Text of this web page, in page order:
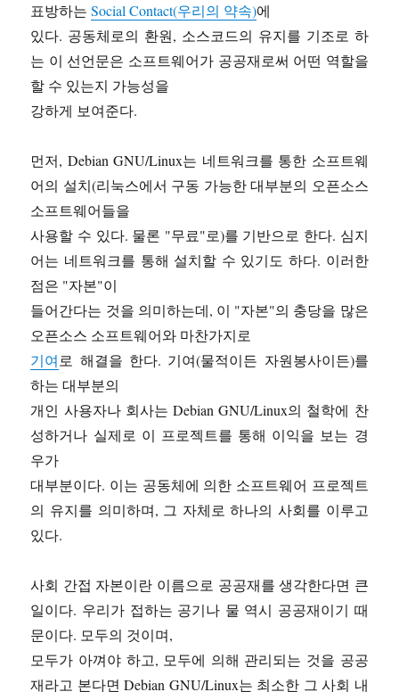
표방하는Social Contact(우리의 약속)에
있다. 공동체로의 환원, 소스코드의 유지를 기조로 하
는 이 선언문은 소프트웨어가 공공재로써 어떤 역할을
할 수 있는지 가능성을
강하게 보여준다.
먼저, Debian GNU/Linux는 네트워크를 통한 소프트웨
어의 설치(리눅스에서 구동 가능한 대부분의 오픈소스
소프트웨어들을
사용할 수 있다. 물론 "무료"로)를 기반으로 한다. 심지
어는 네트워크를 통해 설치할 수 있기도 하다. 이러한
점은 "자본"이
들어간다는 것을 의미하는데, 이 "자본"의 충당을 많은
오픈소스 소프트웨어와 마찬가지로
기여로 해결을 한다. 기여(물적이든 자원봉사이든)를
하는 대부분의
개인 사용자나 회사는 Debian GNU/Linux의 철학에 찬
성하거나 실제로 이 프로젝트를 통해 이익을 보는 경
우가
대부분이다. 이는 공동체에 의한 소프트웨어 프로젝트
의 유지를 의미하며, 그 자체로 하나의 사회를 이루고
있다.
사회 간접 자본이란 이름으로 공공재를 생각한다면 큰
일이다. 우리가 접하는 공기나 물 역시 공공재이기 때
문이다. 모두의 것이며,
모두가 아껴야 하고, 모두에 의해 관리되는 것을 공공
재라고 본다면 Debian GNU/Linux는 최소한 그 사회 내